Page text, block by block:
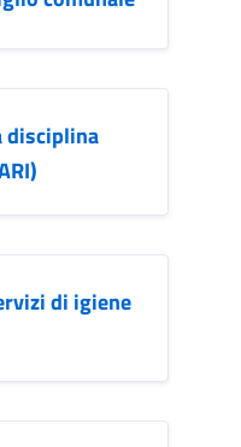
disciplina
di igiene